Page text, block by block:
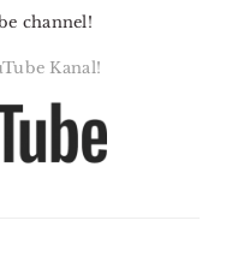
channel!
Kanal!